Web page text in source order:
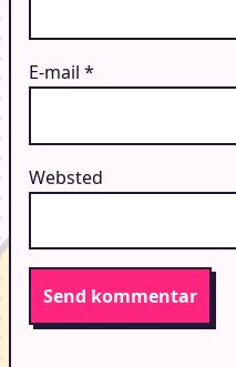
E-mail *
Websted